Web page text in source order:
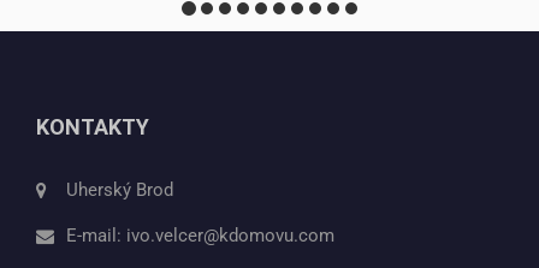
KONTAKTY
Uherský Brod
E-mail: ivo.velcer@kdomovu.com